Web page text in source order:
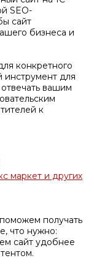
SEO-
сайт
бизнеса и
конкретного
инструмент для
вашим
к
маркет и других
получать
что нужно:
сайт удобнее